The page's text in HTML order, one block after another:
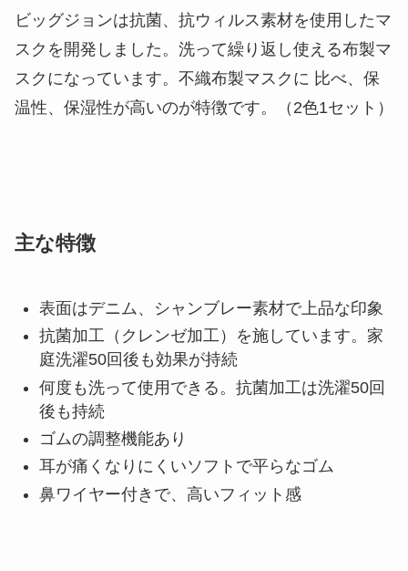
ビッグジョンは抗菌、抗ウィルス素材を使用したマ
スクを開発しました。洗って繰り返し使える布製マ
スクになっています。不織布製マスクに 比べ、保
温性、保湿性が高いのが特徴です。（2色1セット）
主な特徴
表面はデニム、シャンブレー素材で上品な印象
抗菌加工（クレンゼ加工）を施しています。家
庭洗濯50回後も効果が持続
何度も洗って使用できる。抗菌加工は洗濯50回
後も持続
ゴムの調整機能あり
耳が痛くなりにくいソフトで平らなゴム
鼻ワイヤー付きで、高いフィット感